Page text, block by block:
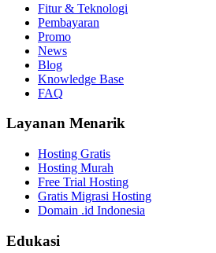
Fitur & Teknologi
Pembayaran
Promo
News
Blog
Knowledge Base
FAQ
Layanan Menarik
Hosting Gratis
Hosting Murah
Free Trial Hosting
Gratis Migrasi Hosting
Domain .id Indonesia
Edukasi